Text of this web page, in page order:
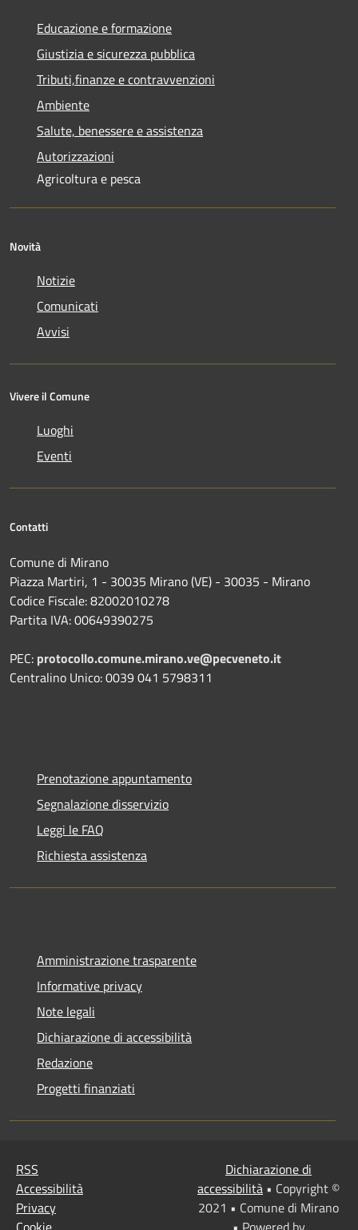
Educazione e formazione
Giustizia e sicurezza pubblica
Tributi,finanze e contravvenzioni
Ambiente
Salute, benessere e assistenza
Autorizzazioni
Agricoltura e pesca
Novità
Notizie
Comunicati
Avvisi
Vivere il Comune
Luoghi
Eventi
Contatti
Comune di Mirano
Piazza Martiri, 1 - 30035 Mirano (VE) - 30035 - Mirano
Codice Fiscale: 82002010278
Partita IVA: 00649390275
PEC: protocollo.comune.mirano.ve@pecveneto.it
Centralino Unico: 0039 041 5798311
Prenotazione appuntamento
Segnalazione disservizio
Leggi le FAQ
Richiesta assistenza
Amministrazione trasparente
Informative privacy
Note legali
Dichiarazione di accessibilità
Redazione
Progetti finanziati
RSS
Accessibilità
Privacy
Dichiarazione di
accessibilità • Copyright ©
2021 • Comune di Mirano